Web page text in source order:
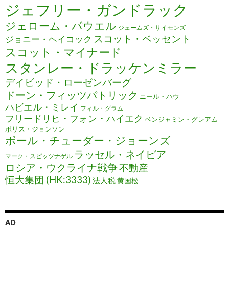
ジェフリー・ガンドラック
ジェローム・パウエル ジェームズ・サイモンズ
ジョニー・ヘイコック スコット・ベッセント
スコット・マイナード
スタンレー・ドラッケンミラー
デイビッド・ローゼンバーグ
ドーン・フィッツパトリック ニール・ハウ
ハビエル・ミレイ フィル・グラム
フリードリヒ・フォン・ハイエク ベンジャミン・グレアム
ボリス・ジョンソン
ポール・チューダー・ジョーンズ
マーク・スピッツナゲル ラッセル・ネイピア
ロシア・ウクライナ戦争不動産
恒大集団 (HK:3333) 法人税黄国松
AD